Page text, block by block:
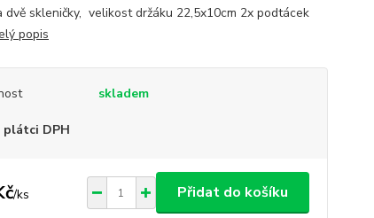
dvě skleničky, velikost držáku 22,5x10cm 2x podtácek
popis
skladem
plátci DPH
/ks Přidat do košíku